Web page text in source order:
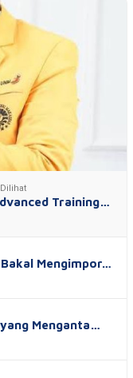
Training…
Mengimpor…
Menganta…